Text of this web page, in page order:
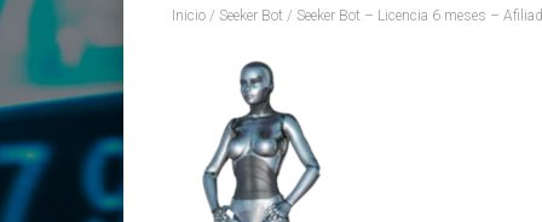
Inicio / Seeker Bot / Seeker Bot – Licencia 6 meses –